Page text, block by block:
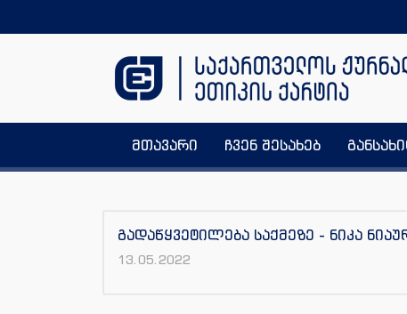
მთავარი ჩვენ შესახებ
გადაწყვეტილება საქმეზე - ნიკა
13.05.2022